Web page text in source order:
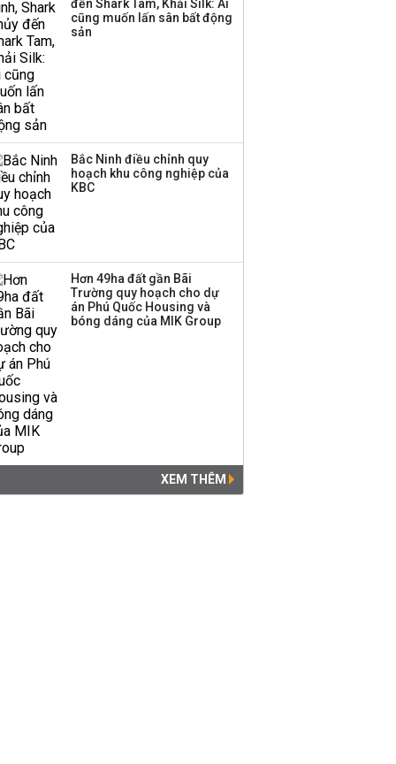
đến Shark Tam, Khải Silk: Ai
cũng muốn lấn sân bất động
sản
Bắc Ninh điều chỉnh quy
hoạch khu công nghiệp của
KBC
Hơn 49ha đất gần Bãi
Trường quy hoạch cho dự
án Phú Quốc Housing và
bóng dáng của MIK Group
XEM THÊM